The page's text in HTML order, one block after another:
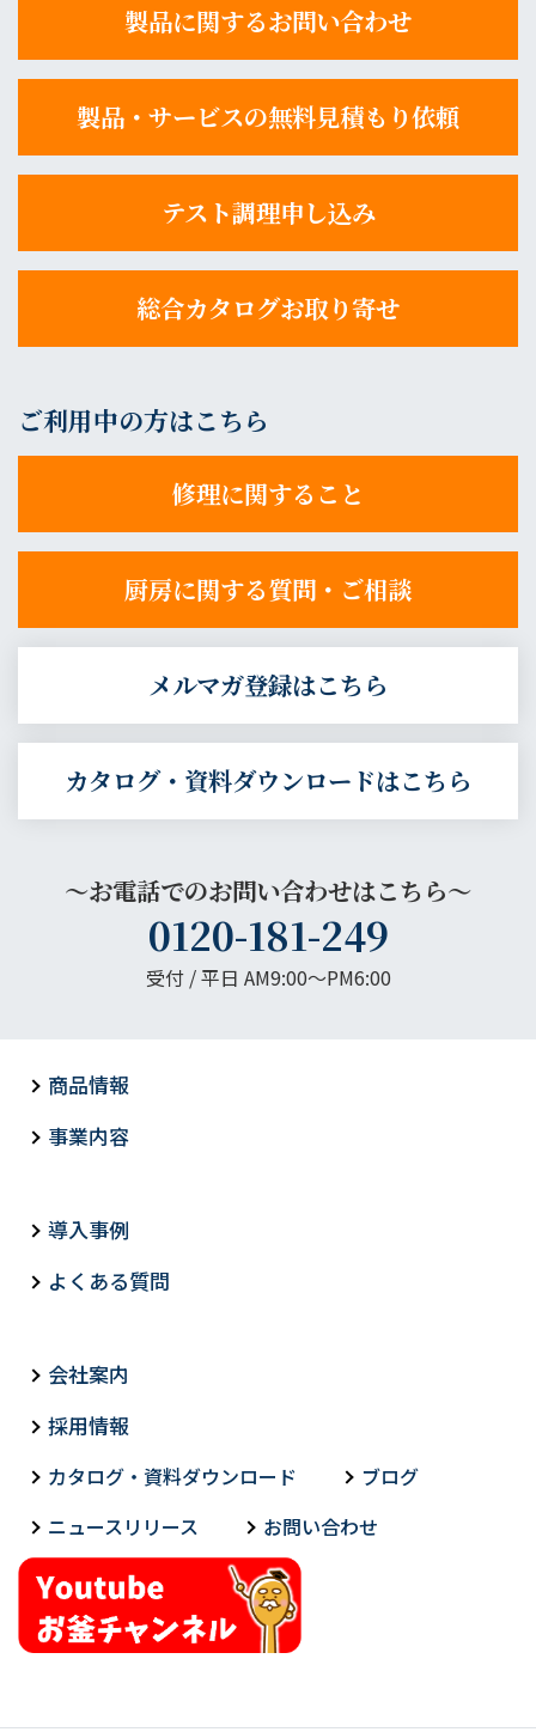
製品に関するお問い合わせ
製品・サービスの無料見積もり依頼
テスト調理申し込み
総合カタログお取り寄せ
ご利用中の方はこちら
修理に関すること
厨房に関する質問・ご相談
メルマガ登録はこちら
カタログ・資料ダウンロードはこちら
～お電話でのお問い合わせはこちら～
0120-181-249
受付 / 平日 AM9:00〜PM6:00
商品情報
事業内容
導入事例
よくある質問
会社案内
採用情報
カタログ・資料ダウンロード
ブログ
ニュースリリース
お問い合わせ